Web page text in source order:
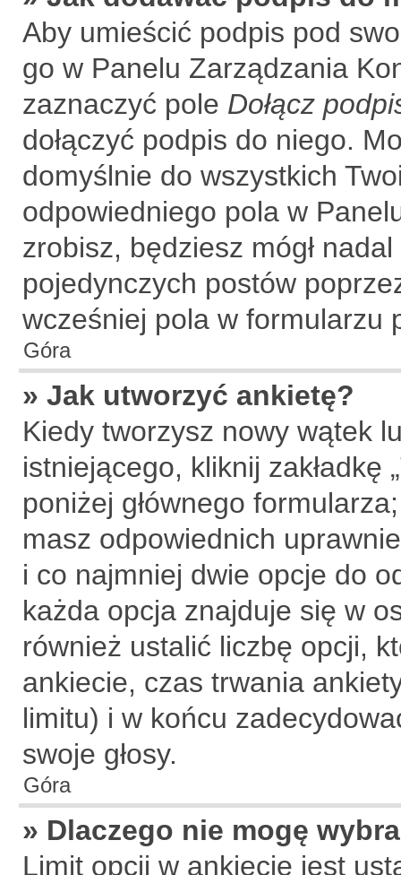
Aby umieścić podpis pod
go w Panelu Zarządzania
zaznaczyć pole Dołącz
dołączyć podpis do niego.
domyślnie do wszystkich
odpowiedniego pola w
zrobisz, będziesz mógł
pojedynczych postów
wcześniej pola w formularzu
Góra
» Jak utworzyć ankietę?
Kiedy tworzysz nowy wątek
istniejącego, kliknij zakładkę
poniżej głównego
masz odpowiednich
i co najmniej dwie opcje do
każda opcja znajduje się w
również ustalić liczbę opcji,
ankiecie, czas trwania
limitu) i w końcu
swoje głosy.
Góra
» Dlaczego nie mogę
Limit opcji w ankiecie jest